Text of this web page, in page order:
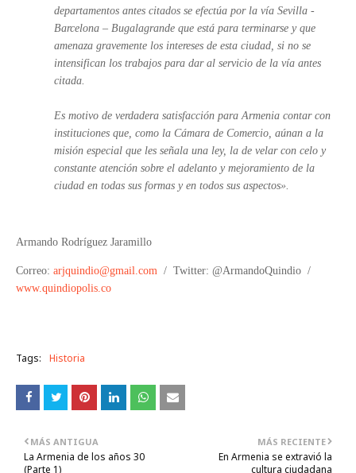
departamentos antes citados se efectúa por la vía Sevilla -
Barcelona – Bugalagrande que está para terminarse y que
amenaza gravemente los intereses de esta ciudad, si no se
intensifican los trabajos para dar al servicio de la vía antes
citada.
Es motivo de verdadera satisfacción para Armenia contar con
instituciones que, como la Cámara de Comercio, aúnan a la
misión especial que les señala una ley, la de velar con celo y
constante atención sobre el adelanto y mejoramiento de la
ciudad en todas sus formas y en todos sus aspectos».
Armando Rodríguez Jaramillo
Correo: arjquindio@gmail.com / Twitter: @ArmandoQuindio /
www.quindiopolis.co
Tags: Historia
MÁS RECIENTE
En Armenia se extravió la
cultura ciudadana
MÁS ANTIGUA
La Armenia de los años 30
(Parte 1)